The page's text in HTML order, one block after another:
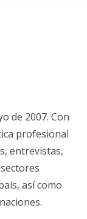
de 2007. Con
profesional
entrevistas,
así como